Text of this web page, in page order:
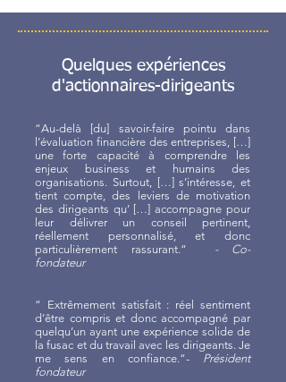
Quelques expériences
d'actionnaires-dirigeants
“Au-delà [du] savoir-faire pointu dans
l’évaluation financière des entreprises, […]
une forte capacité à comprendre les
enjeux business et humains des
organisations. Surtout, […] s’intéresse, et
tient compte, des leviers de motivation
des dirigeants qu’ […] accompagne pour
leur délivrer un conseil pertinent,
réellement personnalisé, et donc
particulièrement rassurant.“ - Co-
fondateur
“ Extrêmement satisfait : réel sentiment
d’être compris et donc accompagné par
quelqu’un ayant une expérience solide de
la fusac et du travail avec les dirigeants. Je
me sens en confiance.“- Président
fondateur